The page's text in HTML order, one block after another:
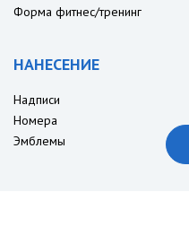
Форма фитнес/тренинг
НАНЕСЕНИЕ
Надписи
Номера
Эмблемы